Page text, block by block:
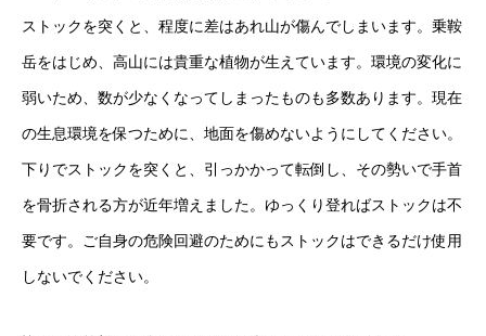
ストックを突くと、程度に差はあれ山が傷んでしまいます。乗鞍
岳をはじめ、高山には貴重な植物が生えています。環境の変化に
弱いため、数が少なくなってしまったものも多数あります。現在
の生息環境を保つために、地面を傷めないようにしてください。
下りでストックを突くと、引っかかって転倒し、その勢いで手首
を骨折される方が近年増えました。ゆっくり登ればストックは不
要です。ご自身の危険回避のためにもストックはできるだけ使用
しないでください。